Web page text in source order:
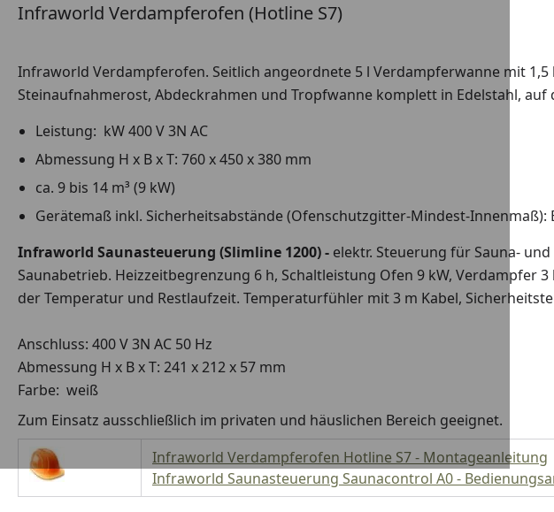
Infraworld Verdampferofen (Hotline S7)
Infraworld Verdampferofen. Seitlich angeordnete 5 l Verdampferwanne mit
Steinaufnahmerost, Abdeckrahmen und Tropfwanne komplett in Edelstahl,
Leistung: kW 400 V 3N AC
Abmessung H x B x T: 760 x 450 x 380 mm
ca. 9 bis 14 m³ (9 kW)
Gerätemaß inkl. Sicherheitsabstände (Ofenschutzgitter-Mindest-Innenmaß):
Infraworld Saunasteuerung (Slimline 1200) - elektr. Steuerung für Sauna-
Saunabetrieb. Heizzeitbegrenzung 6 h, Schaltleistung Ofen 9 kW,
der Temperatur und Restlaufzeit. Temperaturfühler mit 3 m Kabel,
Anschluss: 400 V 3N AC 50 Hz
Abmessung H x B x T: 241 x 212 x 57 mm
Farbe: weiß
Zum Einsatz ausschließlich im privaten und häuslichen Bereich geeignet.
Infraworld Verdampferofen Hotline S7 - Montageanleitung
Infraworld Saunasteuerung Saunacontrol A0 -